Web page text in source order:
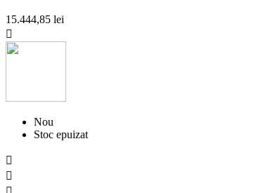
15.444,85 lei

Nou
Stoc epuizat

